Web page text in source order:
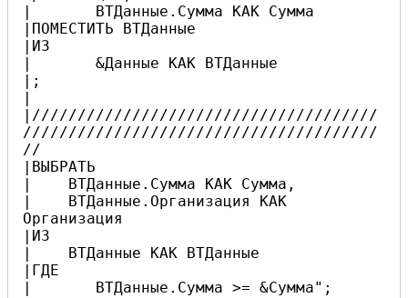
|ПОМЕСТИТЬ ВТДанные
|ИЗ
|;
|//////////////////////////////////////
///////////////////////////////////////
//
|ВЫБРАТЬ
|    ВТДанные.Сумма КАК Сумма,
|    ВТДанные.Организация КАК
Организация
|ИЗ
|    ВТДанные КАК ВТДанные
|ГДЕ
|	ВТДанные.Сумма >= &Сумма";